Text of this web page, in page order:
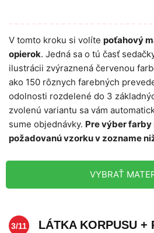
V tomto kroku si volíte poťahový
opierok. Jedná sa o tú časť
ilustrácii zvýraznená červenou
ako 150 rôznych farebných
odolnosti rozdelené do 3
zvolenú variantu sa vám
sume objednávky. Pre výber
požadovanú vzorku v zozname
VYBRAŤ
3/11 LÁTKA KORPUSU +